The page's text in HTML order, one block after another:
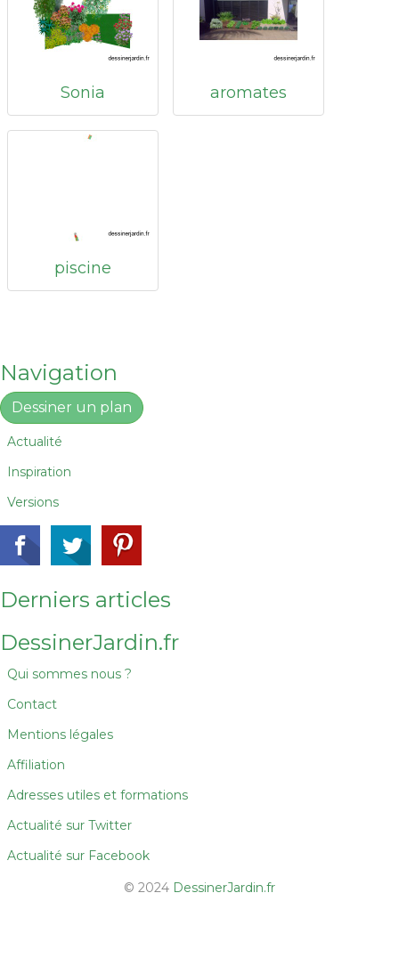
Sonia aromates
piscine
Navigation
Dessiner un plan
Actualité
Inspiration
Versions
Derniers articles
DessinerJardin.fr
Qui sommes nous ?
Contact
Mentions légales
Affiliation
Adresses utiles et formations
Actualité sur Twitter
Actualité sur Facebook
© 2024 DessinerJardin.fr